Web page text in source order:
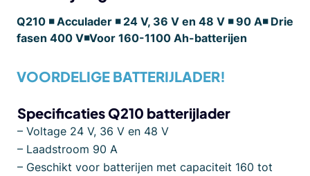
Q210 ◾ Acculader ◾ 24 V, 36 V en 48 V ◾ 90 A◾ Drie
fasen 400 V◾Voor 160-1100 Ah-batterijen
VOORDELIGE BATTERIJLADER!
Specificaties Q210 batterijlader
– Voltage 24 V, 36 V en 48 V
– Laadstroom 90 A
– Geschikt voor batterijen met capaciteit 160 tot